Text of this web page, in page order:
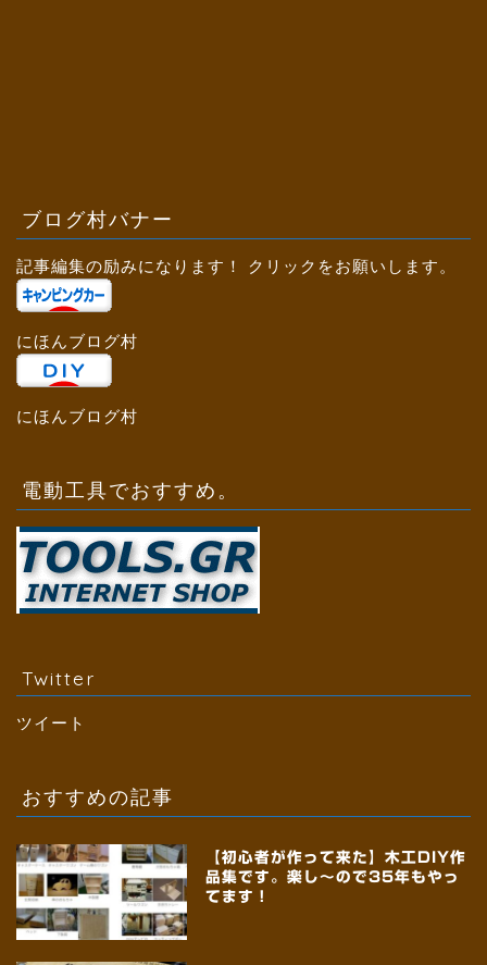
ブログ村バナー
記事編集の励みになります！ クリックをお願いします。
にほんブログ村
にほんブログ村
電動工具でおすすめ。
Twitter
ツイート
おすすめの記事
【初心者が作って来た】木工DIY作
品集です。楽し～ので35年もやっ
てます！